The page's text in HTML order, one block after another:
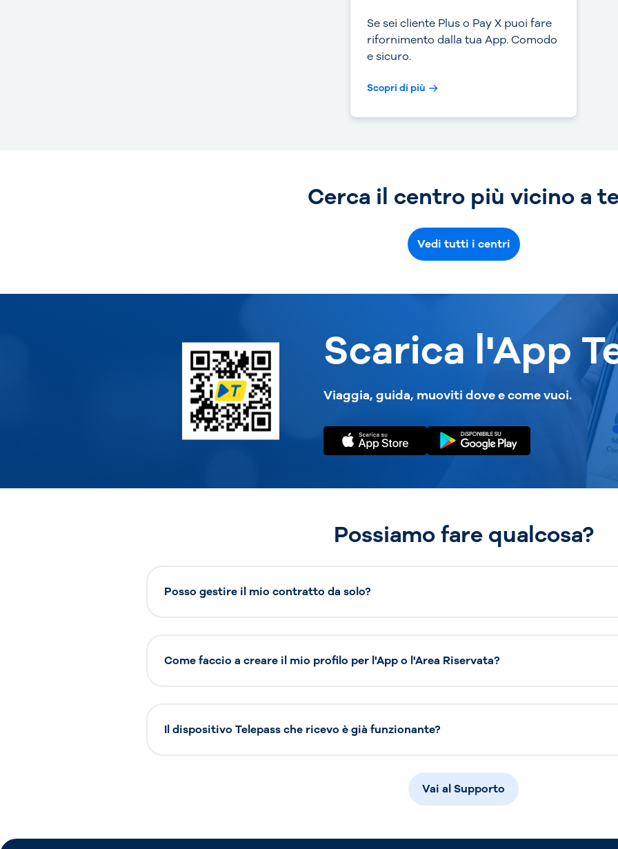
Se sei cliente Plus o Pay X puoi fare
rifornimento dalla tua App. Comodo
e sicuro.
Scopri di più
Cerca il centro più vicino a
Vedi tutti i centri
Scarica l'App
Viaggia, guida, muoviti dove e come vuoi.
Possiamo fare qualcosa?
Posso gestire il mio contratto da solo?
Come faccio a creare il mio profilo per l'App o l'Area Riservata?
Il dispositivo Telepass che ricevo è già funzionante?
Vai al Supporto